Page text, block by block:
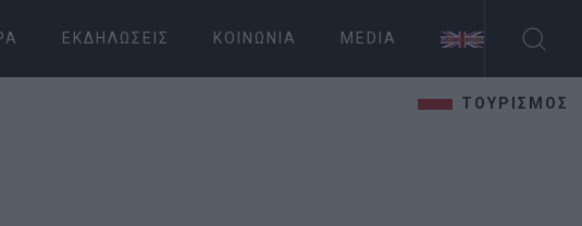
ΕΚΔΗΛΏΣΕΙΣ ΚΟΙΝΩΝΊΑ MEDIA
ΤΟΥΡΙΣΜΟΣ